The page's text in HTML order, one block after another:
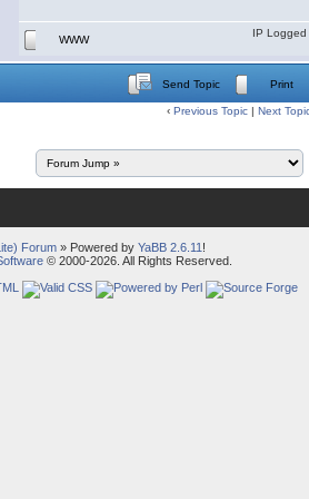
WWW
IP Logged
Send Topic Print
‹ Previous Topic | Next
Forum» Powered by YaBB 2.6.11 !
© 2000-2026. All Rights Reserved.